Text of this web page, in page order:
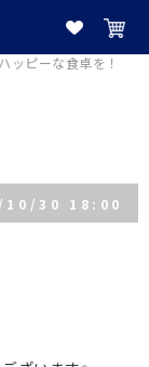
ッピーな食卓を！
10/30 18:00